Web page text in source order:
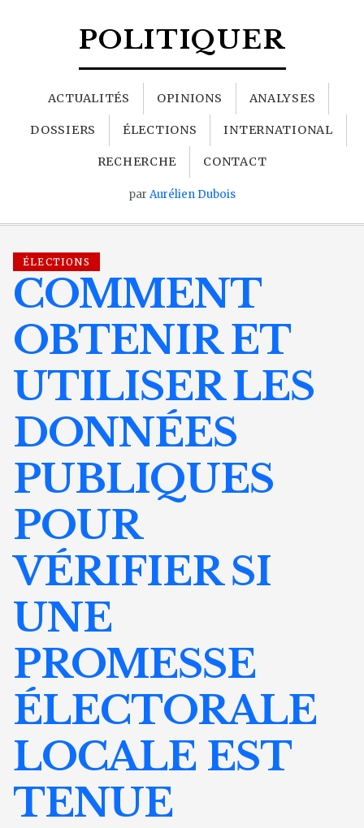
POLITIQUER
ACTUALITÉS OPINIONS ANALYSES
DOSSIERS ÉLECTIONS INTERNATIONAL
RECHERCHE CONTACT
par Aurélien Dubois
ÉLECTIONS
COMMENT
OBTENIR ET
UTILISER LES
DONNÉES
PUBLIQUES
POUR
VÉRIFIER SI
UNE
PROMESSE
ÉLECTORALE
LOCALE EST
TENUE